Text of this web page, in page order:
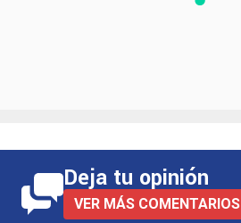
Deja tu opinión
VER MÁS COMENTARIOS